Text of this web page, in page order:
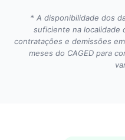
* A disponibilidade dos
suficiente na
contratações e demissões
meses do CAGED para